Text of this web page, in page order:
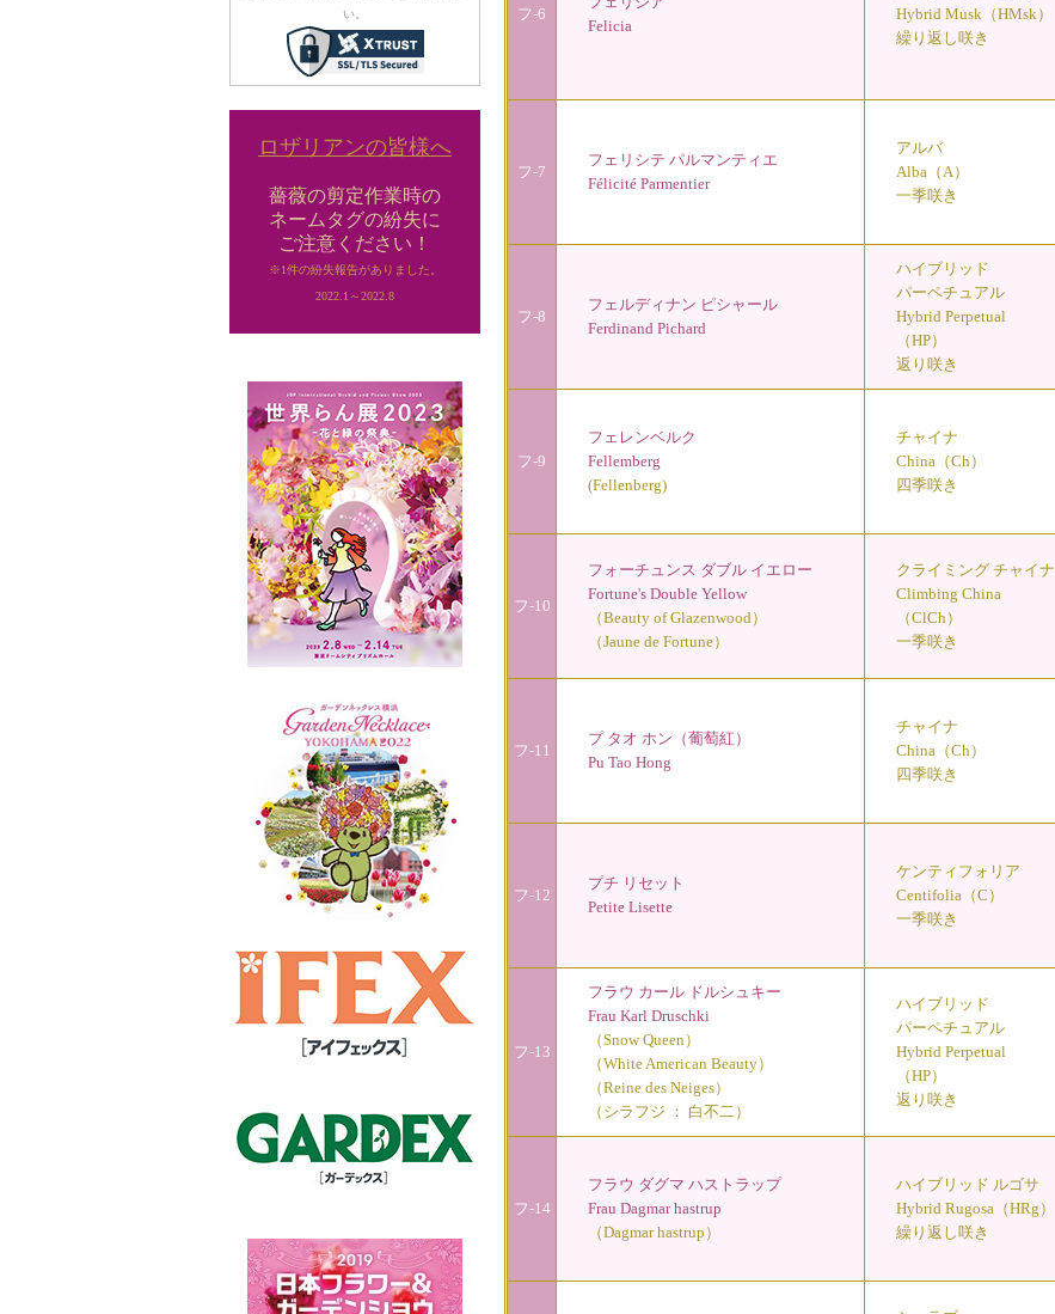
フ-6
Felicia
Hybrid Musk（HMsk）
繰り返し咲き
フ-7
フェリシテ パルマンティエ
Félicité Parmentier
アルバ
Alba（A）
一季咲き
フ-8
フェルディナン ピシャール
Ferdinand Pichard
ハイブリッド
パーペチュアル
Hybrid Perpetual
（HP）
返り咲き
フ-9
フェレンベルク
Fellemberg
(Fellenberg)
チャイナ
China（Ch）
四季咲き
フ-10
フォーチュンス ダブル イエロー
Fortune's Double Yellow
（Beauty of Glazenwood）
（Jaune de Fortune）
クライミング チャイナ
Climbing China
（ClCh）
一季咲き
フ-11
プ タオ ホン（葡萄紅）
Pu Tao Hong
チャイナ
China（Ch）
四季咲き
フ-12
プチ リセット
Petite Lisette
ケンティフォリア
Centifolia（C）
一季咲き
フ-13
フラウ カール ドルシュキー
Frau Karl Druschki
（Snow Queen）
（White American Beauty）
（Reine des Neiges）
（シラフジ ： 白不二）
ハイブリッド
パーペチュアル
Hybrid Perpetual
（HP）
返り咲き
フ-14
フラウ ダグマ ハストラップ
Frau Dagmar hastrup
（Dagmar hastrup）
ハイブリッド ルゴサ
Hybrid Rugosa（HRg）
繰り返し咲き
い。
ロザリアンの皆様へ
薔薇の剪定作業時の
ネームタグの紛失に
ご注意ください！
※1件の紛失報告がありました。
2022.1～2022.8